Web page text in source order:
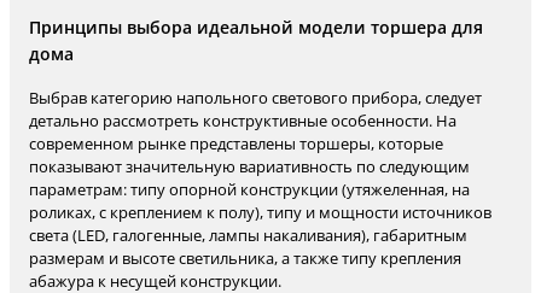
Принципы выбора идеальной модели торшера для
дома
Выбрав категорию напольного светового прибора, следует
детально рассмотреть конструктивные особенности. На
современном рынке представлены торшеры, которые
показывают значительную вариативность по следующим
параметрам: типу опорной конструкции (утяжеленная, на
роликах, с креплением к полу), типу и мощности источников
света (LED, галогенные, лампы накаливания), габаритным
размерам и высоте светильника, а также типу крепления
абажура к несущей конструкции.